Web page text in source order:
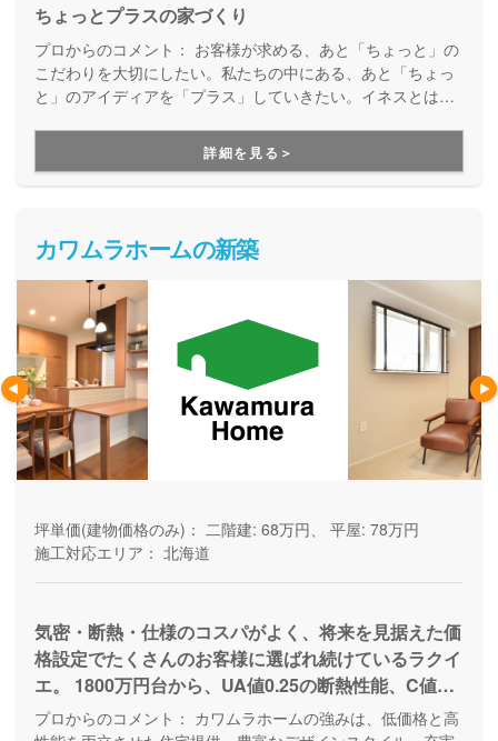
ちょっとプラスの家づくり
プロからのコメント： お客様が求める、あと「ちょっと」の
こだわりを大切にしたい。私たちの中にある、あと「ちょっ
と」のアイディアを「プラス」していきたい。イネスとは、
詳細を見る＞
カワムラホームの新築
坪単価(建物価格のみ)： 二階建: 68万円、 平屋: 78万円
施工対応エリア： 北海道
気密・断熱・仕様のコスパがよく、将来を見据えた価
格設定でたくさんのお客様に選ばれ続けているラクイ
エ。 1800万円台から、UA値0.25の断熱性能、C値平
均は0.37の高気密・高断熱な家を全棟気密測定検査を
プロからのコメント： カワムラホームの強みは、低価格と高